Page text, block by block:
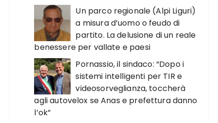
Un parco regionale (Alpi Liguri)
a misura d’uomo o feudo di
partito. La delusione di un reale
benessere per vallate e paesi
Pornassio, il sindaco: “Dopo i
sistemi intelligenti per TIR e
videosorveglianza, toccherà
agli autovelox se Anas e prefettura danno
l’ok”